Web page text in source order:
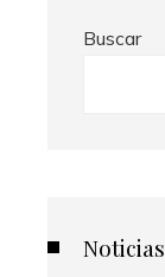
Buscar
Noticias